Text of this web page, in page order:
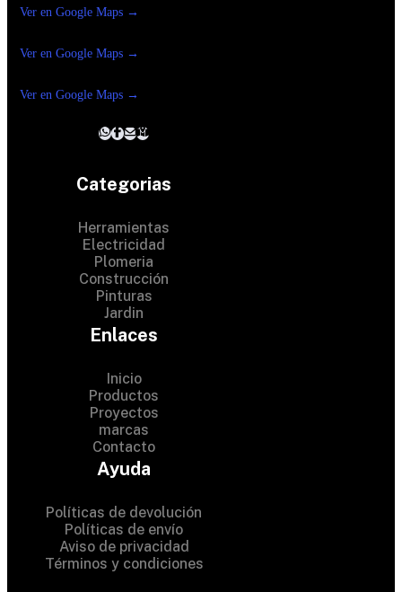
Ver en Google Maps →
Ver en Google Maps →
Ver en Google Maps →
Categorias
Herramientas
Electricidad
Plomeria
Construcción
Pinturas
Jardin
Enlaces
Inicio
Productos
Proyectos
marcas
Contacto
Ayuda
Políticas de devolución
Políticas de envío
Aviso de privacidad
Términos y condiciones